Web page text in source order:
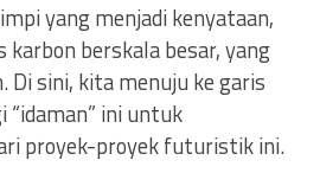
yang menjadi kenyataan,
berskala besar, yang
Di sini, kita menuju ke garis
“idaman” ini untuk
proyek-proyek futuristik ini.